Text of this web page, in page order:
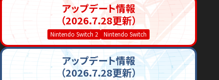
アップデート情報
（2026.7.28更新）
Nintendo Switch 2 Nintendo Switch
アップデート情報
（2026.7.28更新）